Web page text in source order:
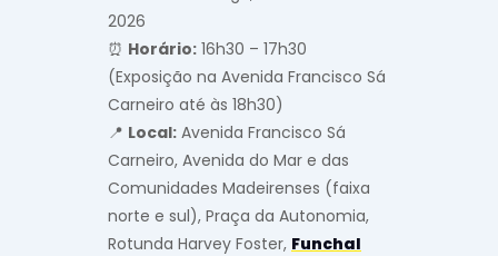
2026
⏰ Horário: 16h30 – 17h30
(Exposição na Avenida Francisco Sá
Carneiro até às 18h30)
📍 Local: Avenida Francisco Sá
Carneiro, Avenida do Mar e das
Comunidades Madeirenses (faixa
norte e sul), Praça da Autonomia,
Rotunda Harvey Foster, Funchal